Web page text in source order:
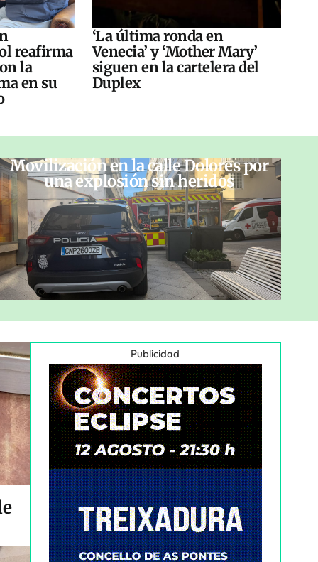
reafirma
la
en su
‘La última ronda en
Venecia’ y ‘Mother Mary’
siguen en la cartelera del
Duplex
Movilización en la calle Dolores por
una explosión sin heridos
Publicidad